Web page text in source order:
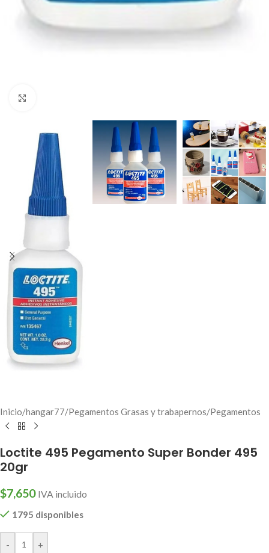
Inicio/hangar77/Pegamentos Grasas y trabapernos/Pegamentos
Loctite 495 Pegamento Super Bonder 495
20gr
$7,650 IVA incluido
1795 disponibles
- +